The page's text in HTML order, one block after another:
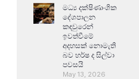
මධ්‍ය දක්ෂිණාංශික
දේශපාලන
කඳවුරෙන්
ඉවත්වීමේ
අදහසක් නොමැති
බව හර්ෂ ද සිල්වා
පවසයි
May 13, 2026